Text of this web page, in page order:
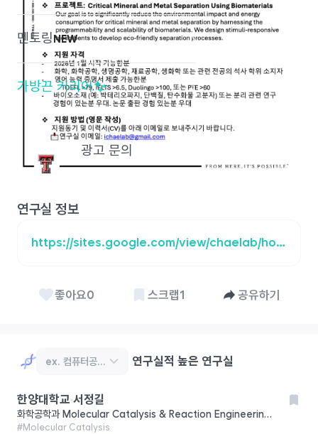
멘토링NEW ›
가방끈 커리어 ›
광고 문의
연구실 정보
https://sites.google.com/view/chaelab/home?authuser=0
좋아요0 스크랩1 공유하기
연구실적 높은 연구실
한양대학교 서정길
화학공학과 Molecular Catalysis & Reaction Engineering Laboratory (MCREL)
#Molecular Catalysis